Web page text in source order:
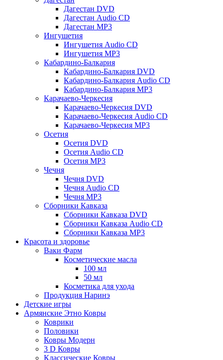
Дагестан DVD
Дагестан Audio CD
Дагестан MP3
Ингушетия
Ингушетия Audio CD
Ингушетия MP3
Кабардино-Балкария
Кабардино-Балкария DVD
Кабардино-Балкария Audio CD
Кабардино-Балкария MP3
Карачаево-Черкесия
Карачаево-Черкесия DVD
Карачаево-Черкесия Audio CD
Карачаево-Черкесия MP3
Осетия
Осетия DVD
Осетия Audio CD
Осетия MP3
Чечня
Чечня DVD
Чечня Audio CD
Чечня MP3
Сборники Кавказа
Сборники Кавказа DVD
Сборники Кавказа Audio CD
Сборники Кавказа MP3
Красота и здоровье
Ваки Фарм
Косметические масла
100 мл
50 мл
Косметика для ухода
Продукция Наринэ
Детские игры
Армянские Этно Ковры
Коврики
Половики
Ковры Модерн
3 D Ковры
Классические Ковры